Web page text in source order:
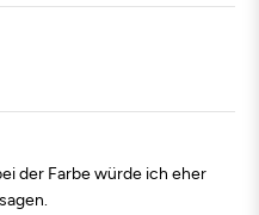
der Farbe würde ich eher